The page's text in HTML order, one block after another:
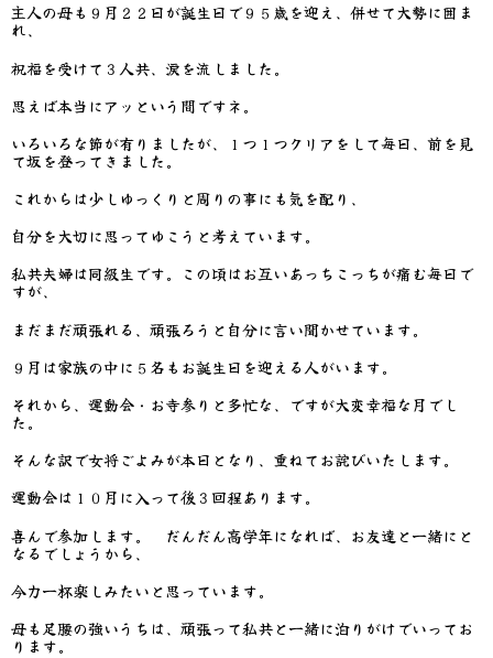
主人の母も９月２２日が誕生日で９５歳を迎え、併せて大勢に囲ま
れ、
祝福を受けて３人共、涙を流しました。
思えば本当にアッという間ですネ。
いろいろな節が有りましたが、１つ１つクリアをして毎日、前を見
て坂を登ってきました。
これからは少しゆっくりと周りの事にも気を配り、
自分を大切に思ってゆこうと考えています。
私共夫婦は同級生です。この頃はお互いあっちこっちが痛む毎日で
すが、
まだまだ頑張れる、頑張ろうと自分に言い聞かせています。
９月は家族の中に５名もお誕生日を迎える人がいます。
それから、運動会・お寺参りと多忙な、ですが大変幸福な月でし
た。
そんな訳で女将ごよみが本日となり、重ねてお詫びいたします。
運動会は１０月に入って後３回程あります。
喜んで参加します。 だんだん高学年になれば、お友達と一緒にと
なるでしょうから、
今力一杯楽しみたいと思っています。
母も足腰の強いうちは、頑張って私共と一緒に泊りがけでいってお
ります。